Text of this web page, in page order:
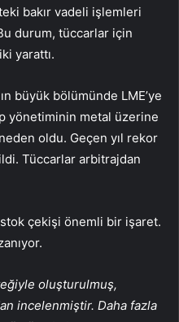
bakır vadeli işlemleri
durum, tüccarlar için
yarattı.
büyük bölümünde LME’ye
yönetiminin metal üzerine
oldu. Geçen yıl rekor
Tüccarlar arbitrajdan
çekişi önemli bir işaret.
oluşturulmuş,
incelenmiştir. Daha fazla